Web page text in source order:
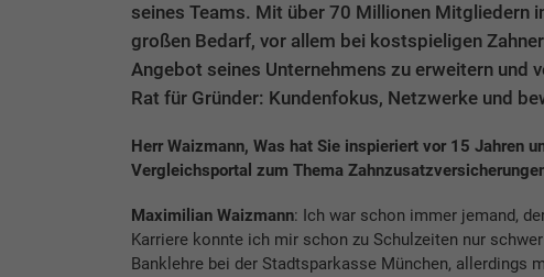
seines Teams. Mit über 70 Millionen Mitgliedern
großen Bedarf, vor allem bei kostspieligen
Angebot seines Unternehmens zu erweitern und
Rat für Gründer: Kundenfokus, Netzwerke und
Herr Waizmann, Was hat Sie inspieriert vor 15 Jahren
Vergleichsportal zum Thema
Maximilian Waizmann: Ich war schon immer jemand,
Karriere konnte ich mir schon zu Schulzeiten nur
Banklehre bei der Stadtsparkasse München, allerdings